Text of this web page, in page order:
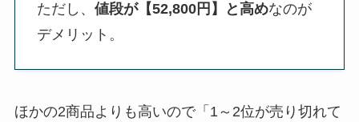
ただし、 値段が【52,800円】と高めなのが
デメリット。
ほかの2商品よりも高いので「1～2位が売り切れて